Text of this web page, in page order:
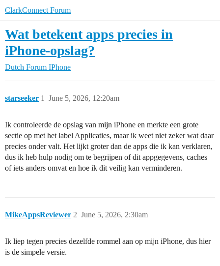
ClarkConnect Forum
Wat betekent apps precies in
iPhone-opslag?
Dutch Forum IPhone
starseeker June 5, 2026, 12:20am
1
Ik controleerde de opslag van mijn iPhone en merkte een grote
sectie op met het label Applicaties, maar ik weet niet zeker wat daar
precies onder valt. Het lijkt groter dan de apps die ik kan verklaren,
dus ik heb hulp nodig om te begrijpen of dit appgegevens, caches
of iets anders omvat en hoe ik dit veilig kan verminderen.
MikeAppsReviewer June 5, 2026, 2:30am
2
Ik liep tegen precies dezelfde rommel aan op mijn iPhone, dus hier
is de simpele versie.